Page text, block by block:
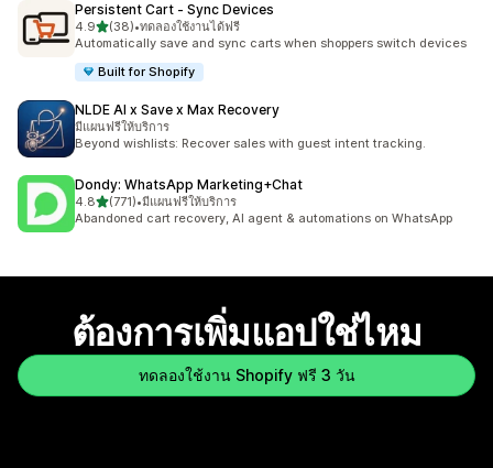
Persistent Cart ‑ Sync Devices
4.9เต็ม 5 ดาว
(38)
ทั้งหมด 38 รีวิว
•ทดลองใช้งานได้ฟรี
Automatically save and sync carts when shoppers switch devices
Built for Shopify
NLDE AI x Save x Max Recovery
มีแผนฟรีให้บริการ
Beyond wishlists: Recover sales with guest intent tracking.
Dondy: WhatsApp Marketing+Chat
4.8เต็ม 5 ดาว
(771)
ทั้งหมด 771 รีวิว
•มีแผนฟรีให้บริการ
Abandoned cart recovery, AI agent & automations on WhatsApp
ต้องการเพิ่มแอปใช่ไหม
ทดลองใช้งาน Shopify ฟรี 3 วัน